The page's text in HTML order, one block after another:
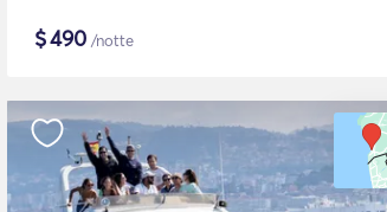
$490 /notte